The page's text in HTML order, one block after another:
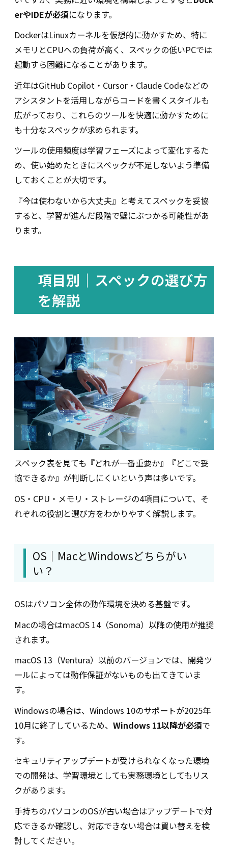
erやIDEが必須になります。
DockerはLinuxカーネルを仮想的に動かすため、特に
メモリとCPUへの負荷が高く、スペックの低いPCでは
起動すら困難になることがあります。
近年はGitHub Copilot・Cursor・Claude Codeなどの
アシスタントを活用しながらコードを書くスタイルも
広がっており、これらのツールを快適に動かすために
も十分なスペックが求められます。
ツールの使用頻度は学習フェーズによって変化するた
め、使い始めたときにスペックが不足しないよう準備
しておくことが大切です。
『今は使わないから大丈夫』と考えてスペックを妥協
すると、学習が進んだ段階で壁にぶつかる可能性があ
ります。
項目別｜スペックの選び方
を解説
スペック表を見ても『どれが一番重要か』『どこで妥
協できるか』が判断しにくいという声は多いです。
OS・CPU・メモリ・ストレージの4項目について、そ
れぞれの役割と選び方をわかりやすく解説します。
OS｜MacとWindowsどちらがい
い？
OSはパソコン全体の動作環境を決める基盤です。
Macの場合はmacOS 14（Sonoma）以降の使用が推奨
されます。
macOS 13（Ventura）以前のバージョンでは、開発ツ
ールによっては動作保証がないものも出てきていま
す。
Windowsの場合は、Windows 10のサポートが2025年
10月に終了しているため、 Windows 11以降が必須で
す。
セキュリティアップデートが受けられなくなった環境
での開発は、学習環境としても実務環境としてもリス
クがあります。
手持ちのパソコンのOSが古い場合はアップデートで対
応できるか確認し、対応できない場合は買い替えを検
討してください。